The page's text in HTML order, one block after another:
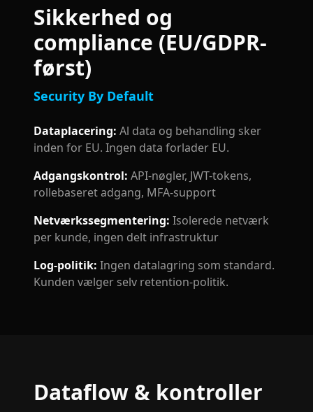
Sikkerhed og
compliance (EU/GDPR-
først)
Security By Default
Dataplacering: Al data og behandling sker
inden for EU. Ingen data forlader EU.
Adgangskontrol: API-nøgler, JWT-tokens,
rollebaseret adgang, MFA-support
Netværkssegmentering: Isolerede netværk
per kunde, ingen delt infrastruktur
Log-politik: Ingen datalagring som standard.
Kunden vælger selv retention-politik.
Dataflow & kontroller